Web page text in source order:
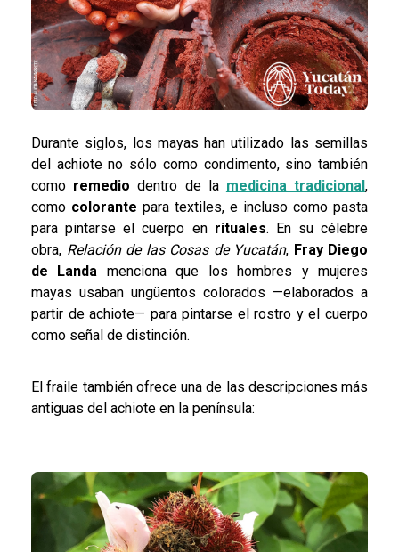
Durante siglos, los mayas han utilizado las semillas
del achiote no sólo como condimento, sino también
como remedio dentro de la medicina tradicional,
como colorante para textiles, e incluso como pasta
para pintarse el cuerpo en rituales. En su célebre
obra, Relación de las Cosas de Yucatán, Fray Diego
de Landa menciona que los hombres y mujeres
mayas usaban ungüentos colorados —elaborados a
partir de achiote— para pintarse el rostro y el cuerpo
como señal de distinción.
El fraile también ofrece una de las descripciones más
antiguas del achiote en la península: